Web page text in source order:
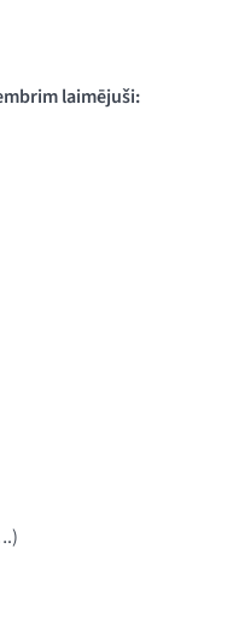
laimējuši: